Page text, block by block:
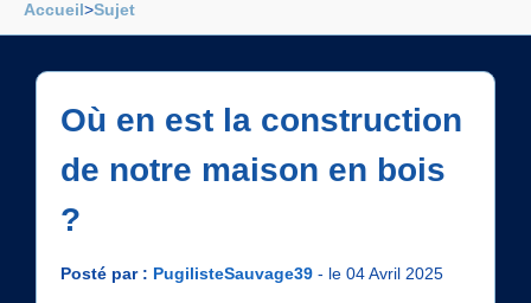
Accueil>Sujet
Où en est la construction
de notre maison en bois
?
Posté par : PugilisteSauvage39 - le 04 Avril 2025